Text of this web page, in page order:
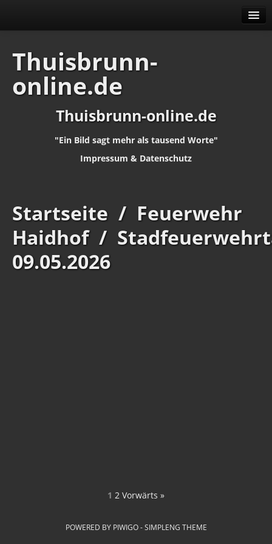
Identifikation
Thuisbrunn-
online.de
Thuisbrunn-online.de
"Ein Bild sagt mehr als tausend Worte"
Impressum & Datenschutz
Startseite / Feuerwehr
Haidhof /
09.05.2026
1 2 Vorwärts »
POWERED BY PIWIGO-SIMPLENG THEME